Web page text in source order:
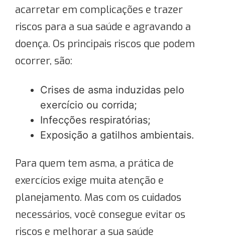
acarretar em complicações e trazer
riscos para a sua saúde e agravando a
doença. Os principais riscos que podem
ocorrer, são:
Crises de asma induzidas pelo
exercício ou corrida;
Infecções respiratórias;
Exposição a gatilhos ambientais.
Para quem tem asma, a prática de
exercícios exige muita atenção e
planejamento. Mas com os cuidados
necessários, você consegue evitar os
riscos e melhorar a sua saúde